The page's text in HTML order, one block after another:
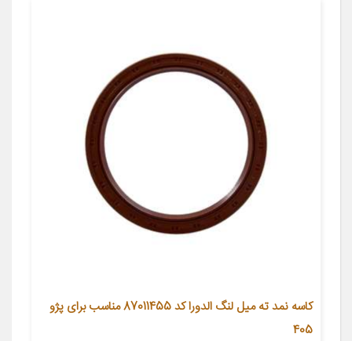
کاسه نمد ته میل لنگ الدورا کد 87011455 مناسب برای پژو
405